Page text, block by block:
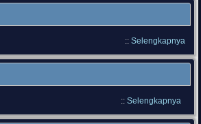
:: Selengkapnya
:: Selengkapnya